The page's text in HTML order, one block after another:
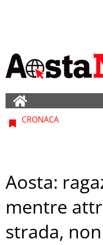
CRONACA
Aosta:
mentre
strada,